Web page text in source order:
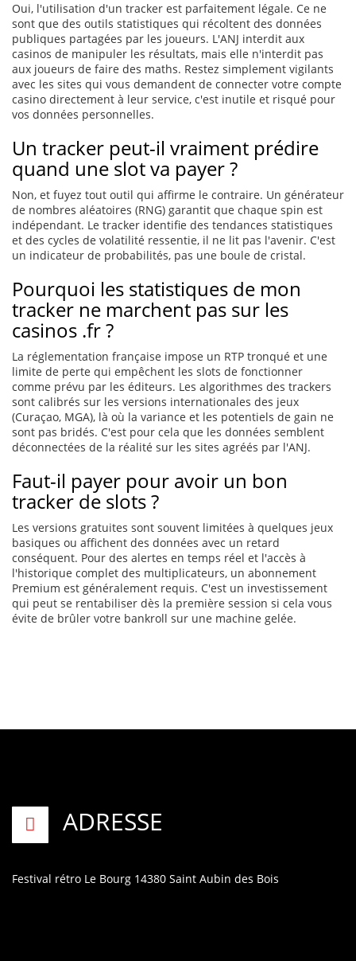
Oui, l'utilisation d'un tracker est parfaitement légale. Ce ne
sont que des outils statistiques qui récoltent des données
publiques partagées par les joueurs. L'ANJ interdit aux
casinos de manipuler les résultats, mais elle n'interdit pas
aux joueurs de faire des maths. Restez simplement vigilants
avec les sites qui vous demandent de connecter votre compte
casino directement à leur service, c'est inutile et risqué pour
vos données personnelles.
Un tracker peut-il vraiment prédire
quand une slot va payer ?
Non, et fuyez tout outil qui affirme le contraire. Un générateur
de nombres aléatoires (RNG) garantit que chaque spin est
indépendant. Le tracker identifie des tendances statistiques
et des cycles de volatilité ressentie, il ne lit pas l'avenir. C'est
un indicateur de probabilités, pas une boule de cristal.
Pourquoi les statistiques de mon
tracker ne marchent pas sur les
casinos .fr ?
La réglementation française impose un RTP tronqué et une
limite de perte qui empêchent les slots de fonctionner
comme prévu par les éditeurs. Les algorithmes des trackers
sont calibrés sur les versions internationales des jeux
(Curaçao, MGA), là où la variance et les potentiels de gain ne
sont pas bridés. C'est pour cela que les données semblent
déconnectées de la réalité sur les sites agréés par l'ANJ.
Faut-il payer pour avoir un bon
tracker de slots ?
Les versions gratuites sont souvent limitées à quelques jeux
basiques ou affichent des données avec un retard
conséquent. Pour des alertes en temps réel et l'accès à
l'historique complet des multiplicateurs, un abonnement
Premium est généralement requis. C'est un investissement
qui peut se rentabiliser dès la première session si cela vous
évite de brûler votre bankroll sur une machine gelée.
ADRESSE
Festival rétro Le Bourg 14380 Saint Aubin des Bois